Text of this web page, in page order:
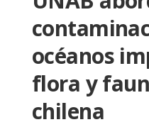
océanos
flora y
chilena